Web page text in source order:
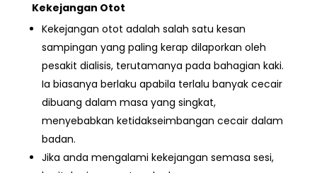
Kekejangan Otot
Kekejangan otot adalah salah satu kesan
sampingan yang paling kerap dilaporkan oleh
pesakit dialisis, terutamanya pada bahagian kaki.
Ia biasanya berlaku apabila terlalu banyak cecair
dibuang dalam masa yang singkat,
menyebabkan ketidakseimbangan cecair dalam
badan.
Jika anda mengalami kekejangan semasa sesi,